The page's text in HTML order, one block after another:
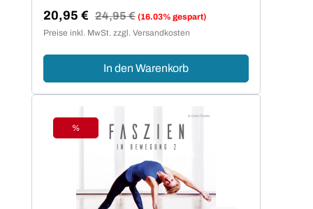
Verkaufspreis:
20,95 € Regulärer Preis:
24,95 € (16.03% gespart)
Preise inkl. MwSt. zzgl. Versandkosten
In den Warenkorb
Rabatt
%